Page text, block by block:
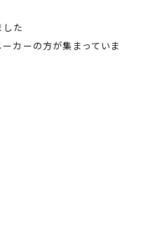
た
カーの方が集まっていま